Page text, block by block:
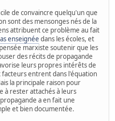
de convaincre quelqu'un que
sont des mensonges nés de la
attribuent ce problème au fait
enseignée dans les écoles, et
marxiste soutenir que les
des récits de propagande
leurs propres intérêts de
facteurs entrent dans l'équation
la principale raison pour
à rester attachés à leurs
a en fait une
et bien documentée.